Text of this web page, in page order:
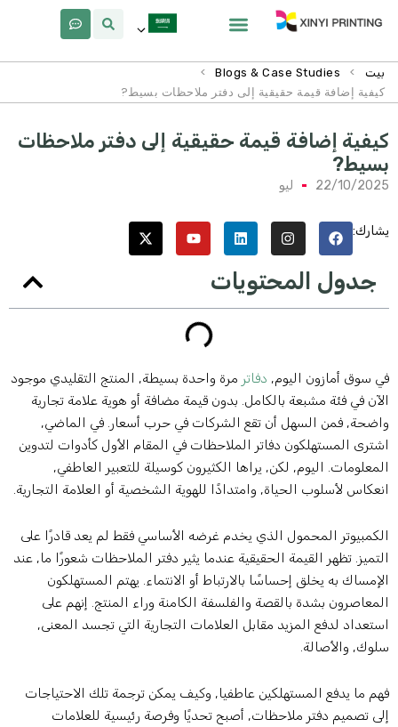
بيت >
Blogs & Case Studies
>
كيفية إضافة قيمة حقيقية إلى دفتر ملاحظات بسيط?
إضافة قيمة حقيقية إلى دفتر ملاحظات
22/10/ ليو
جدول المحتويات
سوق أمازون اليوم,دفاترمرة واحدة بسيطة, المنتج التقليدي موجود
في فئة مشبعة بالكامل. بدون قيمة مضافة أو هوية علامة تجارية
فمن السهل أن تقع الشركات في حرب أسعار. في الماضي,
المستهلكون دفاتر الملاحظات في المقام الأول كأدوات لتدوين
اليوم, لكن, يراها الكثيرون كوسيلة للتعبير العاطفي,
لأسلوب الحياة, وامتدادًا للهوية الشخصية أو العلامة التجارية.
المحمول الذي يخدم غرضه الأساسي فقط لم يعد قادرًا على
تظهر القيمة الحقيقية عندما يثير دفتر الملاحظات شعورًا ما, عند
به يخلق إحساسًا بالارتباط أو الانتماء. يهتم المستهلكون
بشدة بالقصة والفلسفة الكامنة وراء المنتج. إنهم على
لدفع المزيد مقابل العلامات التجارية التي تجسد المعنى,
والأصالة.
ما يدفع المستهلكين عاطفيا, وكيف يمكن ترجمة تلك الاحتياجات
تصميم دفتر ملاحظات, أصبح تحديًا وفرصة رئيسية للعلامات